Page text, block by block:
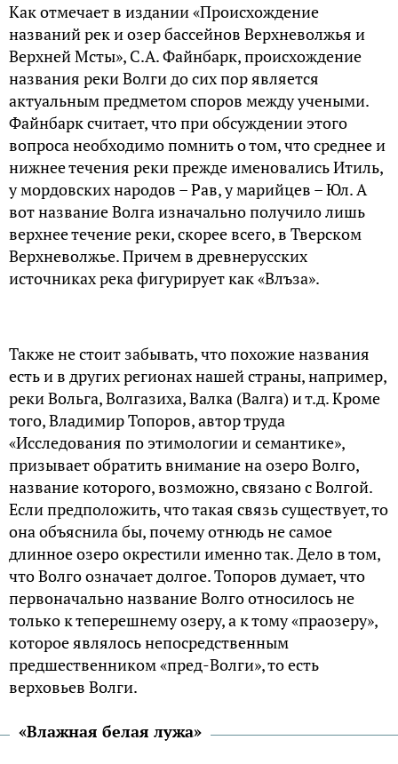
Как отмечает в издании «Происхождение
названий рек и озер бассейнов Верхневолжья и
Верхней Мсты», С.А. Файнбарк, происхождение
названия реки Волги до сих пор является
актуальным предметом споров между учеными.
Файнбарк считает, что при обсуждении этого
вопроса необходимо помнить о том, что среднее и
нижнее течения реки прежде именовались Итиль,
у мордовских народов – Рав, у марийцев – Юл. А
вот название Волга изначально получило лишь
верхнее течение реки, скорее всего, в Тверском
Верхневолжье. Причем в древнерусских
источниках река фигурирует как «Влъза».
Также не стоит забывать, что похожие названия
есть и в других регионах нашей страны, например,
реки Вольга, Волгазиха, Валка (Валга) и т.д. Кроме
того, Владимир Топоров, автор труда
«Исследования по этимологии и семантике»,
призывает обратить внимание на озеро Волго,
название которого, возможно, связано с Волгой.
Если предположить, что такая связь существует, то
она объяснила бы, почему отнюдь не самое
длинное озеро окрестили именно так. Дело в том,
что Волго означает долгое. Топоров думает, что
первоначально название Волго относилось не
только к теперешнему озеру, а к тому «праозеру»,
которое являлось непосредственным
предшественником «пред-Волги», то есть
верховьев Волги.
«Влажная белая лужа»